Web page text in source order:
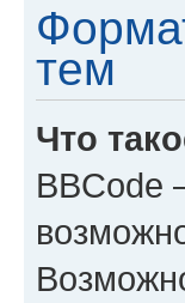
тем
Что
BBCode